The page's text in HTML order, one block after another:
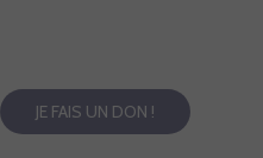
JE FAIS UN DON !